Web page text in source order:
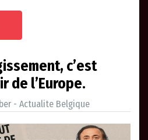
c’est
de l’Europe.
- Actualite Belgique